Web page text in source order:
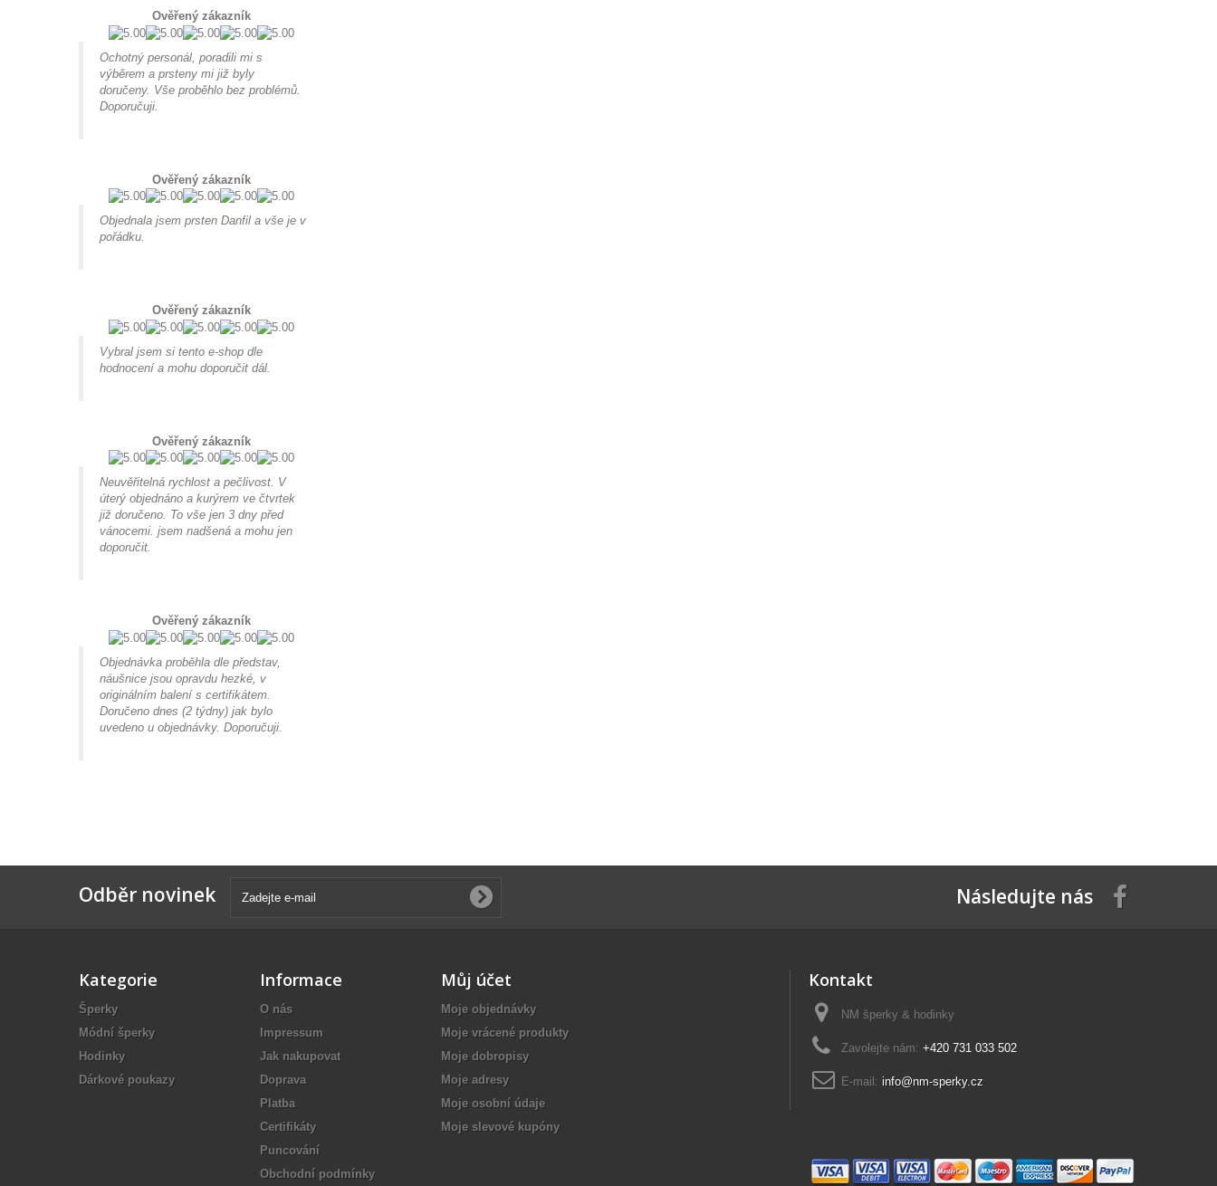
Ověřený zákazník
Ochotný personál, poradili mi s
výběrem a prsteny mi již byly
doručeny. Vše proběhlo bez problémů.
Doporučuji.
Ověřený zákazník
Objednala jsem prsten Danfil a vše je v
pořádku.
Ověřený zákazník
Vybral jsem si tento e-shop dle
hodnocení a mohu doporučit dál.
Ověřený zákazník
Neuvěřitelná rychlost a pečlivost. V
úterý objednáno a kurýrem ve čtvrtek
již doručeno. To vše jen 3 dny před
vánocemi. jsem nadšená a mohu jen
doporučit.
Ověřený zákazník
Objednávka proběhla dle představ,
náušnice jsou opravdu hezké, v
originálním balení s certifikátem.
Doručeno dnes (2 týdny) jak bylo
uvedeno u objednávky. Doporučuji.
Odběr novinek Následujte nás
Kategorie
Šperky
Módní šperky
Hodinky
Dárkové poukazy
Informace
O nás
Impressum
Jak nakupovat
Doprava
Platba
Certifikáty
Puncování
Obchodní podmínky
Můj účet
Moje objednávky
Moje vrácené produkty
Moje dobropisy
Moje adresy
Moje osobní údaje
Moje slevové kupóny
Kontakt
NM šperky & hodinky
Zavolejte nám: +420 731 033 502
E-mail: info@nm-sperky.cz